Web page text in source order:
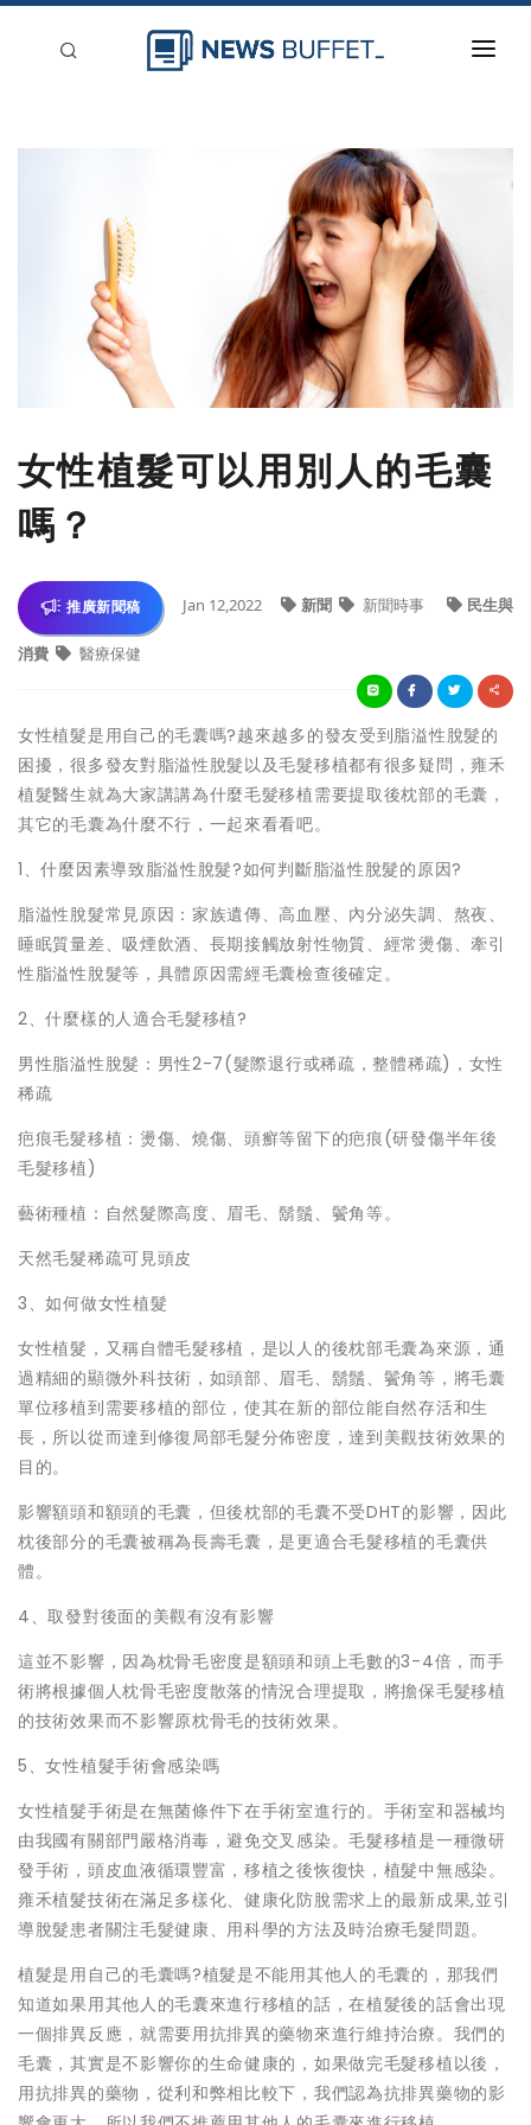
女性植髮可以用別人的毛囊
嗎？
推廣新聞稿 Jan 12,2022 新聞 新聞時事 民生與
消費 醫療保健
女性植髮是用自己的毛囊嗎?越來越多的發友受到脂溢性脫髮的
困擾，很多發友對脂溢性脫髮以及毛髮移植都有很多疑問，雍禾
植髮醫生就為大家講講為什麼毛髮移植需要提取後枕部的毛囊，
其它的毛囊為什麼不行，一起來看看吧。
1、什麼因素導致脂溢性脫髮?如何判斷脂溢性脫髮的原因?
脂溢性脫髮常見原因：家族遺傳、高血壓、內分泌失調、熬夜、
睡眠質量差、吸煙飲酒、長期接觸放射性物質、經常燙傷、牽引
性脂溢性脫髮等，具體原因需經毛囊檢查後確定。
2、什麼樣的人適合毛髮移植?
男性脂溢性脫髮：男性2-7(髮際退行或稀疏，整體稀疏)，女性
稀疏
疤痕毛髮移植：燙傷、燒傷、頭癬等留下的疤痕(研發傷半年後
毛髮移植)
藝術種植：自然髮際高度、眉毛、鬍鬚、鬢角等。
天然毛髮稀疏可見頭皮
3、如何做女性植髮
女性植髮，又稱自體毛髮移植，是以人的後枕部毛囊為來源，通
過精細的顯微外科技術，如頭部、眉毛、鬍鬚、鬢角等，將毛囊
單位移植到需要移植的部位，使其在新的部位能自然存活和生
長，所以從而達到修復局部毛髮分佈密度，達到美觀技術效果的
目的。
影響額頭和額頭的毛囊，但後枕部的毛囊不受DHT的影響，因此
枕後部分的毛囊被稱為長壽毛囊，是更適合毛髮移植的毛囊供
體。
4、取發對後面的美觀有沒有影響
這並不影響，因為枕骨毛密度是額頭和頭上毛數的3-4倍，而手
術將根據個人枕骨毛密度散落的情況合理提取，將擔保毛髮移植
的技術效果而不影響原枕骨毛的技術效果。
5、女性植髮手術會感染嗎
女性植髮手術是在無菌條件下在手術室進行的。手術室和器械均
由我國有關部門嚴格消毒，避免交叉感染。毛髮移植是一種微研
發手術，頭皮血液循環豐富，移植之後恢復快，植髮中無感染。
雍禾植髮技術在滿足多樣化、健康化防脫需求上的最新成果,並引
導脫髮患者關注毛髮健康、用科學的方法及時治療毛髮問題。
植髮是用自己的毛囊嗎?植髮是不能用其他人的毛囊的，那我們
知道如果用其他人的毛囊來進行移植的話，在植髮後的話會出現
一個排異反應，就需要用抗排異的藥物來進行維持治療。我們的
毛囊，其實是不影響你的生命健康的，如果做完毛髮移植以後，
用抗排異的藥物，從利和弊相比較下，我們認為抗排異藥物的影